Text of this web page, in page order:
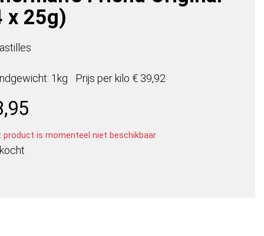
x 25g)
1kg Prijs per kilo € 39,92
product is momenteel niet beschikbaar